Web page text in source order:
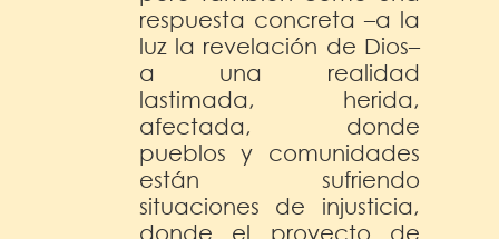
respuesta concreta –a la
luz la revelación de Dios–
a una realidad
lastimada, herida,
afectada, donde
pueblos y comunidades
están sufriendo
situaciones de injusticia,
donde el proyecto de